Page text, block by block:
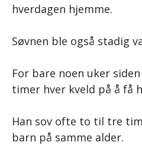
hverdagen hjemme.
Søvnen ble også stadig
For bare noen uker
timer hver kveld på å få
Han sov ofte to til tre
barn på samme alder.